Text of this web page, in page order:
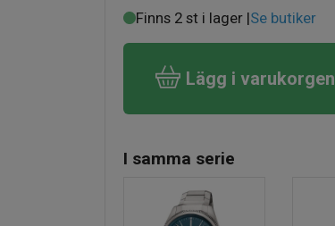
Finns 2 st i lager |Se butiker
Lägg i varukorgen
I samma serie